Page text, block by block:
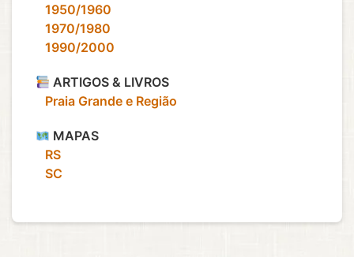
‎ ‎ ‎ 1950/1960
‎ ‎ ‎ 1970/1980
‎ ‎ ‎ 1990/2000
ARTIGOS & LIVROS
‎ ‎ ‎ Praia Grande e Região
MAPAS
‎ ‎ ‎ RS
‎ ‎ ‎ SC